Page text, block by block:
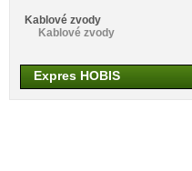
Kablové zvody
Kablové zvody
Expres HOBIS